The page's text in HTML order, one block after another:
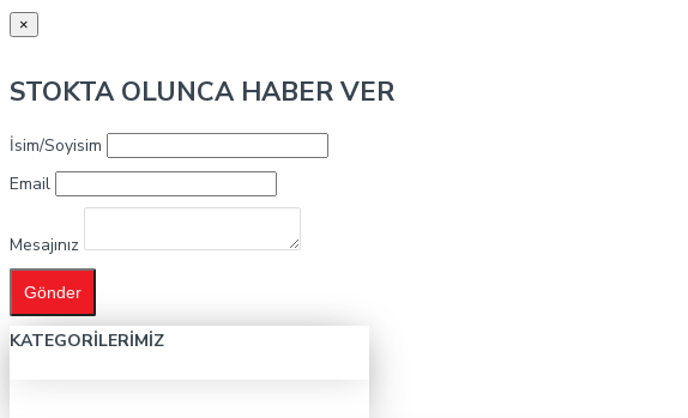
×
STOKTA OLUNCA HABER VER
İsim/Soyisim
Email
Mesajınız
Gönder
KATEGORILERIMIZ